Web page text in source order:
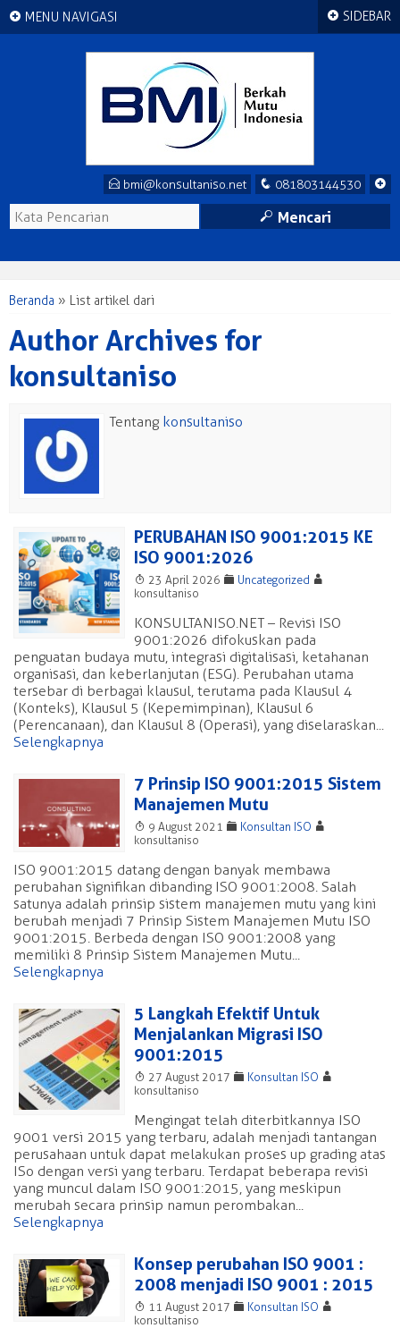
+ MENU NAVIGASI
+
q 081803144530
E bmi@konsultaniso.net
M Mencari
Beranda » List artikel dari
Author Archives for
konsultaniso
Tentang konsultaniso
PERUBAHAN ISO 9001:2015 KE
ISO 9001:2026
T 23 April 2026 F Uncategorized A
konsultaniso
KONSULTANISO.NET – Revisi ISO
9001:2026 difokuskan pada
penguatan budaya mutu, integrasi digitalisasi, ketahanan
organisasi, dan keberlanjutan (ESG). Perubahan utama
tersebar di berbagai klausul, terutama pada Klausul 4
(Konteks), Klausul 5 (Kepemimpinan), Klausul 6
(Perencanaan), dan Klausul 8 (Operasi), yang diselaraskan...
Selengkapnya
7 Prinsip ISO 9001:2015 Sistem
Manajemen Mutu
T 9 August 2021 F Konsultan ISO A
konsultaniso
ISO 9001:2015 datang dengan banyak membawa
perubahan signifikan dibanding ISO 9001:2008. Salah
satunya adalah prinsip sistem manajemen mutu yang kini
berubah menjadi 7 Prinsip Sistem Manajemen Mutu ISO
9001:2015. Berbeda dengan ISO 9001:2008 yang
memiliki 8 Prinsip Sistem Manajemen Mutu...
Selengkapnya
5 Langkah Efektif Untuk
Menjalankan Migrasi ISO
9001:2015
T 27 August 2017 F Konsultan ISO A
konsultaniso
Mengingat telah diterbitkannya ISO
9001 versi 2015 yang terbaru, adalah menjadi tantangan
perusahaan untuk dapat melakukan proses up grading atas
ISo dengan versi yang terbaru. Terdapat beberapa revisi
yang muncul dalam ISO 9001:2015, yang meskipun
merubah secara prinsip namun perombakan...
Selengkapnya
Konsep perubahan ISO 9001 :
2008 menjadi ISO 9001 : 2015
T 11 August 2017 F Konsultan ISO A
konsultaniso
+ SIDEBAR